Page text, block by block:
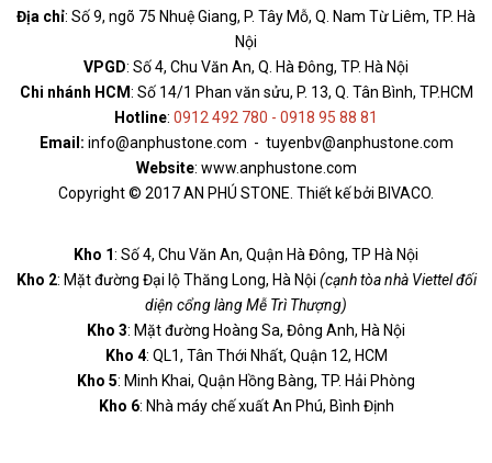
Địa chỉ: Số 9, ngõ 75 Nhuệ Giang, P. Tây Mỗ, Q. Nam Từ Liêm, TP. Hà
Nội
VPGD: Số 4, Chu Văn An, Q. Hà Đông, TP. Hà Nội
Chi nhánh HCM: Số 14/1 Phan văn sửu, P. 13, Q. Tân Bình, TP.HCM
Hotline: 0912 492 780 - 0918 95 88 81
Email: info@anphustone.com - tuyenbv@anphustone.com
Website: www.anphustone.com
Copyright © 2017 AN PHÚ STONE. Thiết kế bởi BIVACO.
Kho 1: Số 4, Chu Văn An, Quận Hà Đông, TP Hà Nội
Kho 2: Mặt đường Đại lộ Thăng Long, Hà Nội (cạnh tòa nhà Viettel đối
diện cổng làng Mễ Trì Thượng)
Kho 3: Mặt đường Hoàng Sa, Đông Anh, Hà Nội
Kho 4: QL1, Tân Thới Nhất, Quận 12, HCM
Kho 5: Minh Khai, Quận Hồng Bàng, TP. Hải Phòng
Kho 6: Nhà máy chế xuất An Phú, Bình Định